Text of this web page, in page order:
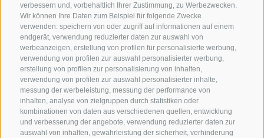
verbessern und, vorbehaltlich Ihrer Zustimmung, zu Werbezwecken.
Wir können Ihre Daten zum Beispiel für folgende Zwecke
verwenden: speichern von oder zugriff auf informationen auf einem
endgerät, verwendung reduzierter daten zur auswahl von
werbeanzeigen, erstellung von profilen für personalisierte werbung,
verwendung von profilen zur auswahl personalisierter werbung,
erstellung von profilen zur personalisierung von inhalten,
verwendung von profilen zur auswahl personalisierter inhalte,
messung der werbeleistung, messung der performance von
inhalten, analyse von zielgruppen durch statistiken oder
kombinationen von daten aus verschiedenen quellen, entwicklung
und verbesserung der angebote, verwendung reduzierter daten zur
auswahl von inhalten, gewährleistung der sicherheit, verhinderung
KONTAKTIERE UNS